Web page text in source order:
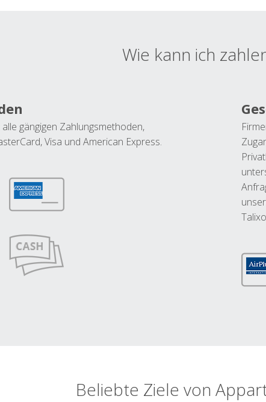
Wie kann ich
gängigen Zahlungsmethoden,
Visa und American Express.
Beliebte Ziele von